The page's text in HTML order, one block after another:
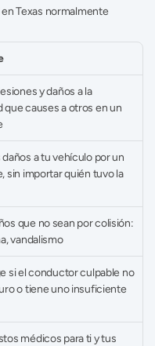
Texas normalmente
y daños a la
que causes a otros en un
a tu vehículo por un
sin importar quién tuvo la
que no sean por colisión:
vandalismo
si el conductor culpable no
o tiene uno insuficiente
médicos para ti y tus